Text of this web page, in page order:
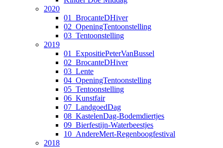
2020
01_BrocanteDHiver
02_OpeningTentoonstelling
03_Tentoonstelling
2019
01_ExpositiePeterVanBussel
02_BrocanteDHiver
03_Lente
04_OpeningTentoonstelling
05_Tentoonstelling
06_Kunstfair
07_LandgoedDag
08_KastelenDag-Bodemdiertjes
09_Bierfestijn-Waterbeestjes
10_AndereMert-Regenboogfestival
2018